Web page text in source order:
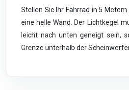
Stellen Sie Ihr Fahrrad in 5
eine helle Wand. Der Lichtkegel
leicht nach unten geneigt sein,
Grenze unterhalb der